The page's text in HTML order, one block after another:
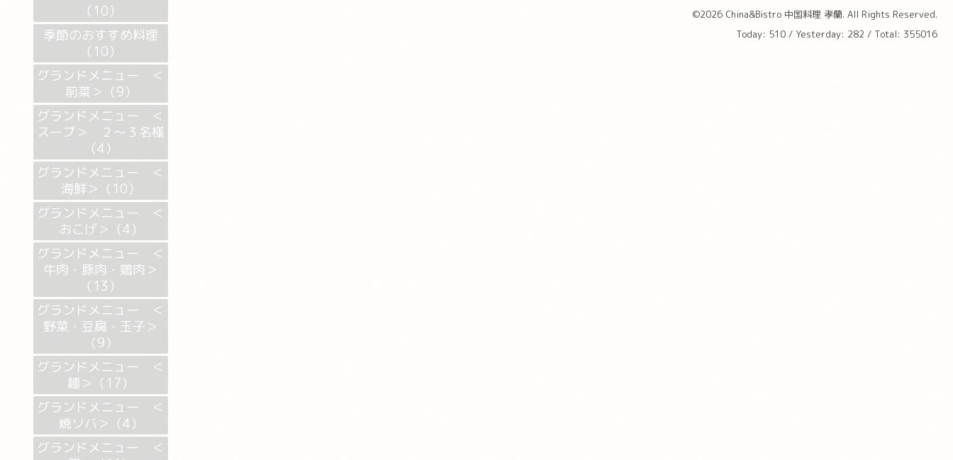
©2026 China&Bistro 中国料理 孝蘭. All Rights Reserved.
Today: 510 / Yesterday: 282 / Total: 355016
（10）
季節のおすすめ料理
（10）
グランドメニュー ＜
前菜＞（9）
グランドメニュー ＜
スープ＞ ２～３名様
（4）
グランドメニュー ＜
海鮮＞（10）
グランドメニュー ＜
おこげ＞（4）
グランドメニュー ＜
牛肉・豚肉・鶏肉＞
（13）
グランドメニュー ＜
野菜・豆腐・玉子＞
（9）
グランドメニュー ＜
麺＞（17）
グランドメニュー ＜
焼ソバ＞（4）
グランドメニュー ＜